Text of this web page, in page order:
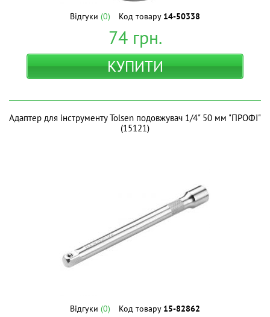
Відгуки (0) Код товару 14-50338
74грн.
КУПИТИ
Адаптер для інструменту Tolsen подовжувач 1/4" 50 мм "ПРОФІ"
(15121)
Відгуки (0) Код товару 15-82862